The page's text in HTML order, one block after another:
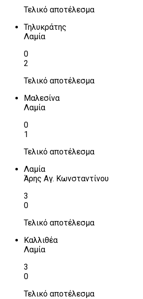
Τελικό αποτέλεσμα
Τηλυκράτης
Λαμία
0
2
Τελικό αποτέλεσμα
Μαλεσίνα
Λαμία
0
1
Τελικό αποτέλεσμα
Λαμία
Άρης Αγ. Κωνσταντίνου
3
0
Τελικό αποτέλεσμα
Καλλιθέα
Λαμία
3
0
Τελικό αποτέλεσμα